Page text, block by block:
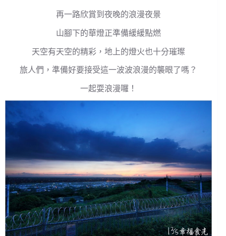
再一路欣賞到夜晚的浪漫夜景
山腳下的華燈正準備緩緩點燃
天空有天空的精彩，地上的燈火也十分璀璨
旅人們，準備好要接受這一波波浪漫的襲眼了嗎？
一起耍浪漫囉！